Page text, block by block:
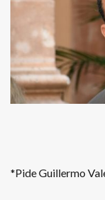
*Pide Guillermo